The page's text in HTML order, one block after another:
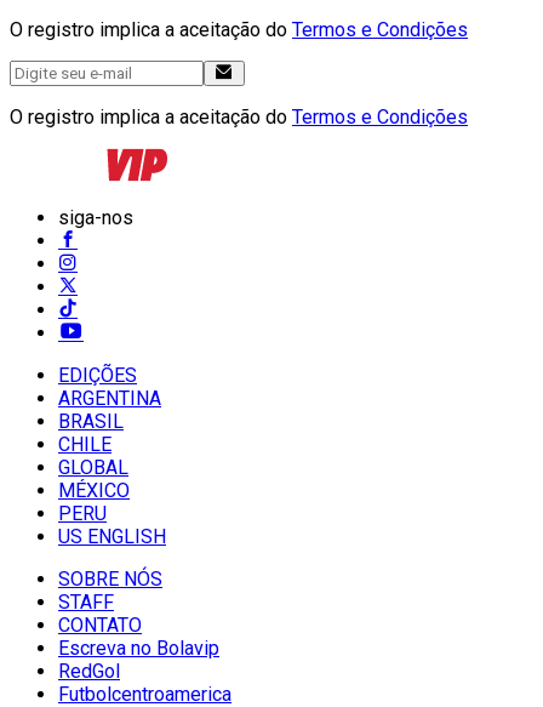
O registro implica a aceitação do Termos e Condições
O registro implica a aceitação do Termos e Condições
siga-nos
EDIÇÕES
ARGENTINA
BRASIL
CHILE
GLOBAL
MÉXICO
PERU
US ENGLISH
SOBRE NÓS
STAFF
CONTATO
Escreva no Bolavip
RedGol
Futbolcentroamerica